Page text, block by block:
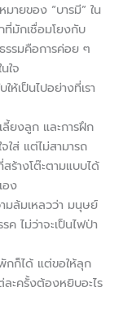
ายของ “บารมี” ใน
ที่มักเชื่อมโยงกับ
รรมคือการค่อย ๆ
ใจ
ห้เป็นไปอย่างที่เรา
ลี้ยงลูก และการฝึก
ใส่ แต่ไม่สามารถ
ร้างโต๊ะตามแบบได้
อง
มล้มเหลวว่า มนุษย์
ไม่ว่าจะเป็นไฟป่า
กก็ได้ แต่ขอให้ลุก
ะครั้งต้องหยิบอะไร